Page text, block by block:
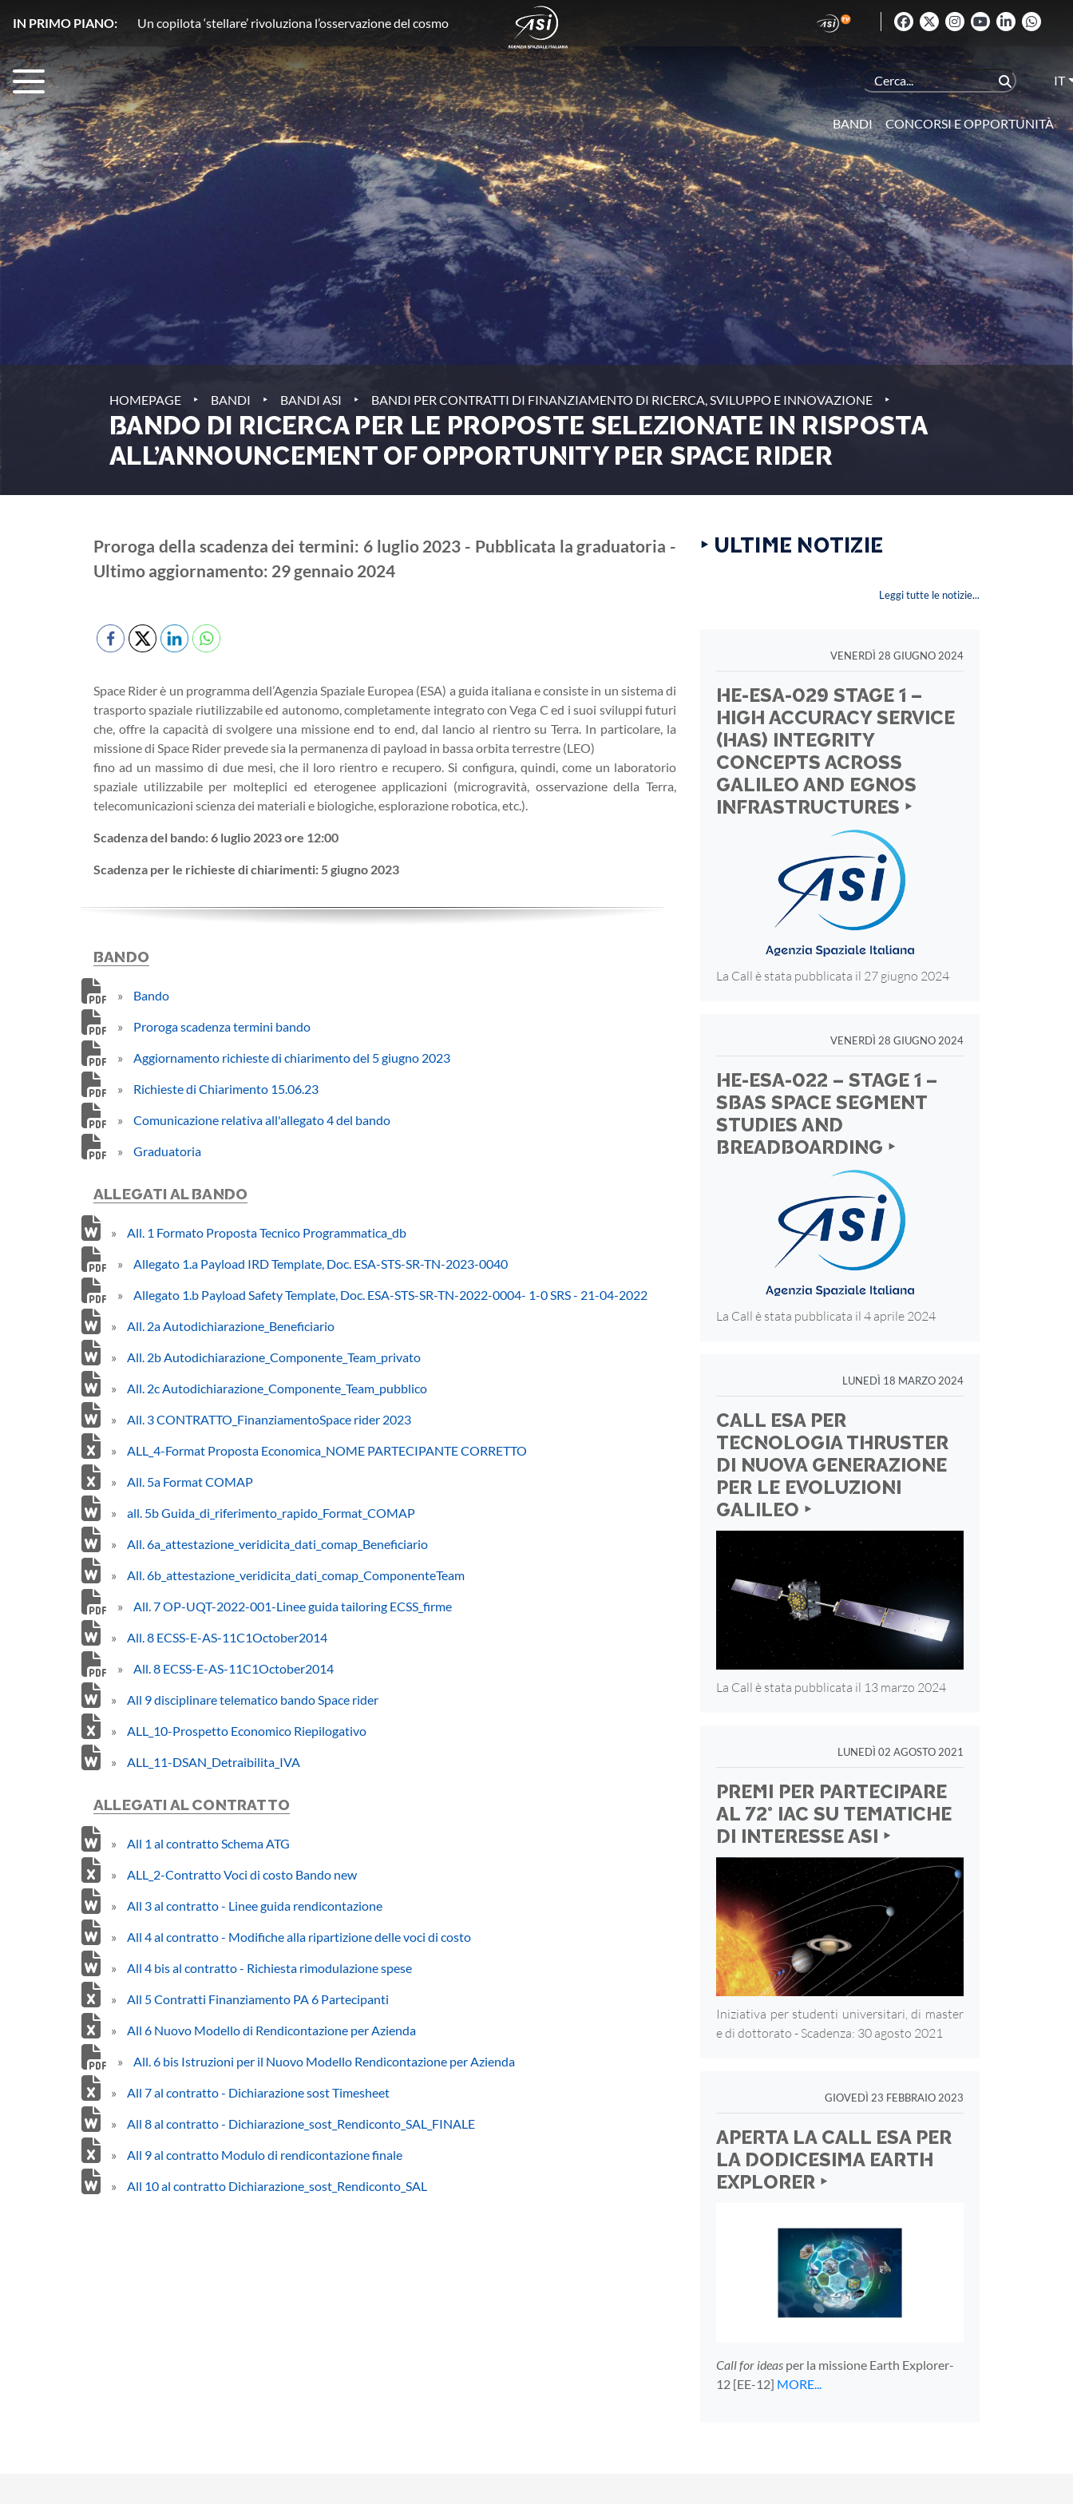
IN PRIMO PIANO: Acqua senza segreti con HydroGnss
IT
BANDI CONCORSI E OPPORTUNITÀ
HOMEPAGE ‣ BANDI ‣ BANDI ASI ‣ BANDI PER CONTRATTI DI FINANZIAMENTO DI RICERCA, SVILUPPO E INNOVAZIONE ‣
BANDO DI RICERCA PER LE PROPOSTE SELEZIONATE IN RISPOSTA
ALL’ANNOUNCEMENT OF OPPORTUNITY PER SPACE RIDER
Proroga della scadenza dei termini: 6 luglio 2023 - Pubblicata la graduatoria -
Ultimo aggiornamento: 29 gennaio 2024
Space Rider è un programma dell’Agenzia Spaziale Europea (ESA) a guida italiana e consiste in un sistema di
trasporto spaziale riutilizzabile ed autonomo, completamente integrato con Vega C ed i suoi sviluppi futuri
che, offre la capacità di svolgere una missione end to end, dal lancio al rientro su Terra. In particolare, la
missione di Space Rider prevede sia la permanenza di payload in bassa orbita terrestre (LEO)
fino ad un massimo di due mesi, che il loro rientro e recupero. Si configura, quindi, come un laboratorio
spaziale utilizzabile per molteplici ed eterogenee applicazioni (microgravità, osservazione della Terra,
telecomunicazioni scienza dei materiali e biologiche, esplorazione robotica, etc.).
Scadenza del bando: 6 luglio 2023 ore 12:00
Scadenza per le richieste di chiarimenti: 5 giugno 2023
BANDO
» Bando
» Proroga scadenza termini bando
» Aggiornamento richieste di chiarimento del 5 giugno 2023
» Richieste di Chiarimento 15.06.23
» Comunicazione relativa all'allegato 4 del bando
» Graduatoria
ALLEGATI AL BANDO
» All. 1 Formato Proposta Tecnico Programmatica_db
» Allegato 1.a Payload IRD Template, Doc. ESA-STS-SR-TN-2023-0040
» Allegato 1.b Payload Safety Template, Doc. ESA-STS-SR-TN-2022-0004- 1-0 SRS - 21-04-2022
» All. 2a Autodichiarazione_Beneficiario
» All. 2b Autodichiarazione_Componente_Team_privato
» All. 2c Autodichiarazione_Componente_Team_pubblico
» All. 3 CONTRATTO_FinanziamentoSpace rider 2023
» ALL_4-Format Proposta Economica_NOME PARTECIPANTE CORRETTO
» All. 5a Format COMAP
» all. 5b Guida_di_riferimento_rapido_Format_COMAP
» All. 6a_attestazione_veridicita_dati_comap_Beneficiario
» All. 6b_attestazione_veridicita_dati_comap_ComponenteTeam
» All. 7 OP-UQT-2022-001-Linee guida tailoring ECSS_firme
» All. 8 ECSS-E-AS-11C1October2014
» All. 8 ECSS-E-AS-11C1October2014
» All 9 disciplinare telematico bando Space rider
» ALL_10-Prospetto Economico Riepilogativo
» ALL_11-DSAN_Detraibilita_IVA
ALLEGATI AL CONTRATTO
» All 1 al contratto Schema ATG
» ALL_2-Contratto Voci di costo Bando new
» All 3 al contratto - Linee guida rendicontazione
» All 4 al contratto - Modifiche alla ripartizione delle voci di costo
» All 4 bis al contratto - Richiesta rimodulazione spese
» All 5 Contratti Finanziamento PA 6 Partecipanti
» All 6 Nuovo Modello di Rendicontazione per Azienda
» All. 6 bis Istruzioni per il Nuovo Modello Rendicontazione per Azienda
» All 7 al contratto - Dichiarazione sost Timesheet
» All 8 al contratto - Dichiarazione_sost_Rendiconto_SAL_FINALE
» All 9 al contratto Modulo di rendicontazione finale
» All 10 al contratto Dichiarazione_sost_Rendiconto_SAL
‣ ULTIME NOTIZIE
Leggi tutte le notizie...
VENERDÌ 28 GIUGNO 2024
HE-ESA-029 STAGE 1 –
HIGH ACCURACY SERVICE
(HAS) INTEGRITY
CONCEPTS ACROSS
GALILEO AND EGNOS
INFRASTRUCTURES ‣
La Call è stata pubblicata il 27 giugno 2024
VENERDÌ 28 GIUGNO 2024
HE-ESA-022 – STAGE 1 –
SBAS SPACE SEGMENT
STUDIES AND
BREADBOARDING ‣
La Call è stata pubblicata il 4 aprile 2024
LUNEDÌ 18 MARZO 2024
CALL ESA PER
TECNOLOGIA THRUSTER
DI NUOVA GENERAZIONE
PER LE EVOLUZIONI
GALILEO ‣
La Call è stata pubblicata il 13 marzo 2024
LUNEDÌ 02 AGOSTO 2021
PREMI PER PARTECIPARE
AL 72° IAC SU TEMATICHE
DI INTERESSE ASI ‣
Iniziativa per studenti universitari, di master
e di dottorato - Scadenza: 30 agosto 2021
GIOVEDÌ 23 FEBBRAIO 2023
APERTA LA CALL ESA PER
LA DODICESIMA EARTH
EXPLORER ‣
Call for ideas per la missione Earth Explorer-
12 [EE-12] MORE...